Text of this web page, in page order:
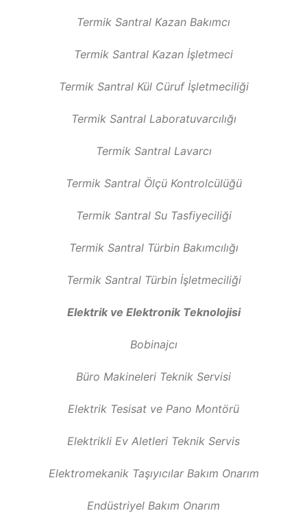
Termik Santral Kazan Bakımcı
Termik Santral Kazan İşletmeci
Termik Santral Kül Cüruf İşletmeciliği
Termik Santral Laboratuvarcılığı
Termik Santral Lavarcı
Termik Santral Ölçü Kontrolcülüğü
Termik Santral Su Tasfiyeciliği
Termik Santral Türbin Bakımcılığı
Termik Santral Türbin İşletmeciliği
Elektrik ve Elektronik Teknolojisi
Bobinajcı
Büro Makineleri Teknik Servisi
Elektrik Tesisat ve Pano Montörü
Elektrikli Ev Aletleri Teknik Servis
Elektromekanik Taşıyıcılar Bakım Onarım
Endüstriyel Bakım Onarım